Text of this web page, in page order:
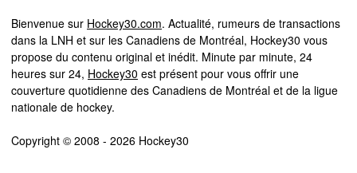
Bienvenue sur Hockey30.com. Actualité, rumeurs de transactions
dans la LNH et sur les Canadiens de Montréal, Hockey30 vous
propose du contenu original et inédit. Minute par minute, 24
heures sur 24, Hockey30 est présent pour vous offrir une
couverture quotidienne des Canadiens de Montréal et de la ligue
nationale de hockey.
Copyright © 2008 - 2026 Hockey30